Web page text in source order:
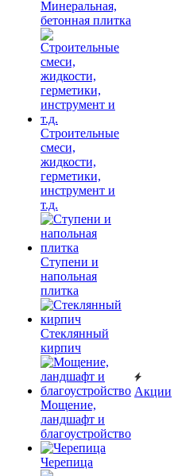
Минеральная,
бетонная плитка
Строительные
смеси,
жидкости,
герметики,
инструмент и
т.д.
Ступени и
напольная
плитка
Cтеклянный
кирпич
Мощение,
ландшафт и
благоустройство
Черепица
Акции